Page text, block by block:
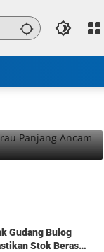
Panjang Ancam
Gudang Bulog
Stok Beras